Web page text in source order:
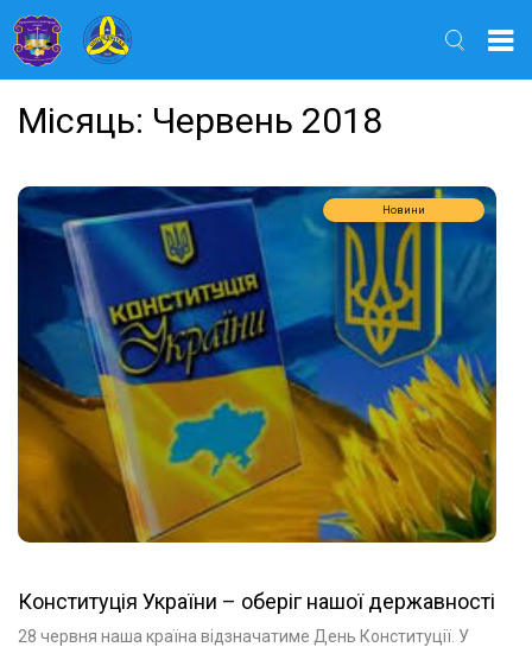
Місяць: Червень 2018
Новини
Конституція України – оберіг нашої державності
28 червня наша країна відзначатиме День Конституції. У